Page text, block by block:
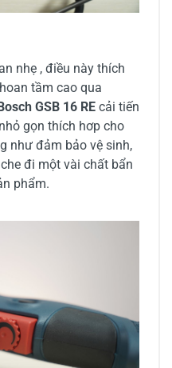
nhẹ , điều này thích
tầm cao qua
GSB 16 RE cải tiến
gọn thích hơp cho
như đảm bảo vệ sinh,
đi một vài chất bẩn
phẩm.